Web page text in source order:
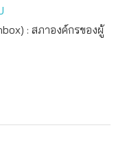
: สภาองค์กรของผู้